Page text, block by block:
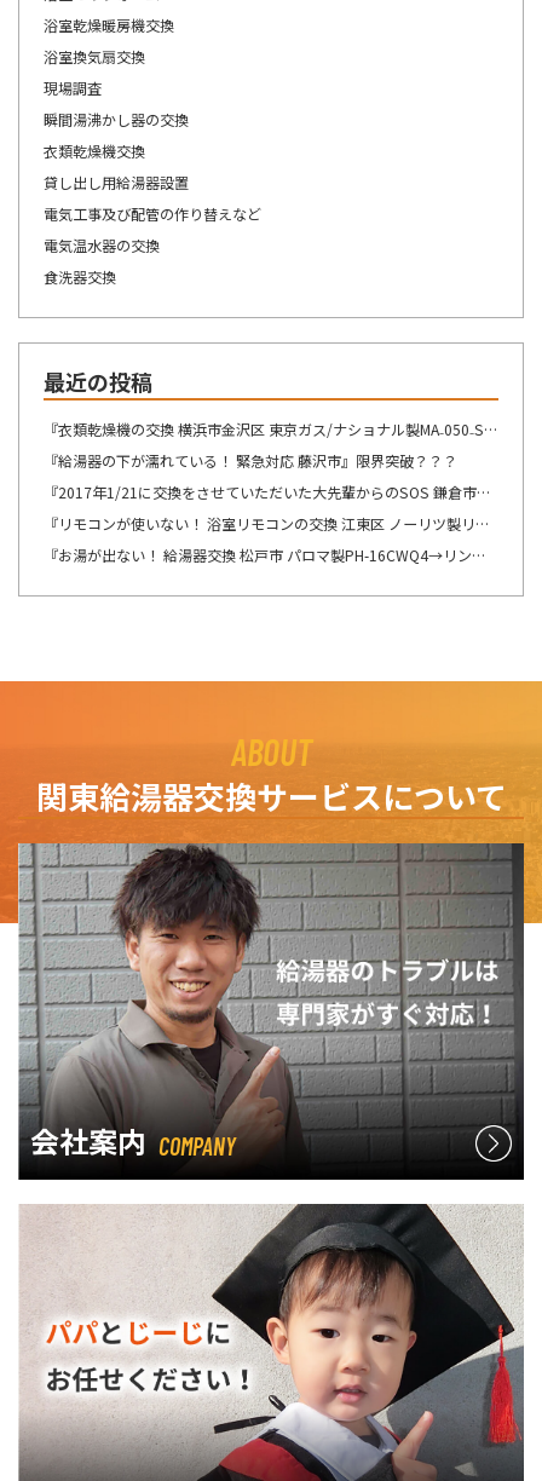
浴室乾燥暖房機交換
浴室換気扇交換
現場調査
瞬間湯沸かし器の交換
衣類乾燥機交換
貸し出し用給湯器設置
電気工事及び配管の作り替えなど
電気温水器の交換
食洗器交換
最近の投稿
『衣類乾燥機の交換 横浜市金沢区 東京ガス/ナショナル製MA₋050₋ST→リンナイ製RDT-54S-SV へ交換』想像が出来ないですね・・・
『給湯器の下が濡れている！ 緊急対応 藤沢市』限界突破？？？
『2017年1/21に交換をさせていただいた大先輩からのSOS 鎌倉市』この週末は、少しゆっくり出来そうです！！！
『リモコンが使いない！ 浴室リモコンの交換 江東区 ノーリツ製リモコン RC-8201Sの交換』自然の驚異を感じますね。
『お湯が出ない！ 給湯器交換 松戸市 パロマ製PH-16CWQ4→リンナイ製RUX-A1616B(A)-E へ交換』ここの所、リモコンの不具合のご連絡を多くて驚きます。
ABOUT
関東給湯器交換サービスについて
会社案内 COMPANY